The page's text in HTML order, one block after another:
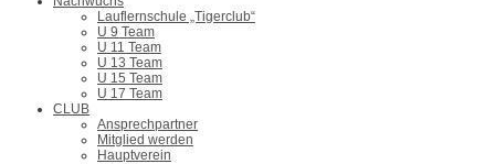
Lauflernschule „Tigerclub“
U 9 Team
U 11 Team
U 13 Team
U 15 Team
U 17 Team
CLUB
Ansprechpartner
Mitglied werden
Hauptverein